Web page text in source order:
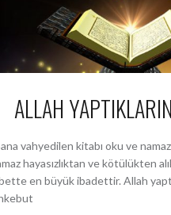
ALLAH
vahyedilen kitabı oku ve
hayasızlıktan ve kötülükten
en büyük ibadettir. Allah